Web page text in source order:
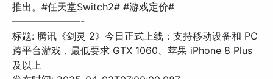
推出。#任天堂Switch2# #游戏定价#
———————-
标题: 腾讯《剑灵 2》今日正式上线：支持移动设备和 PC
跨平台游戏，最低要求 GTX 1060、苹果 iPhone 8 Plus
及以上